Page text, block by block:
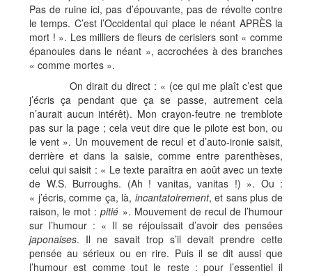
Pas de ruine ici, pas d’épouvante, pas de révolte contre
le temps. C’est l’Occidental qui place le néant APRÈS la
mort ! ». Les milliers de fleurs de cerisiers sont « comme
épanouies dans le néant », accrochées à des branches
« comme mortes ».
On dirait du direct : « (ce qui me plaît c’est que
j’écris ça pendant que ça se passe, autrement cela
n’aurait aucun intérêt). Mon crayon-feutre ne tremblote
pas sur la page ; cela veut dire que le pilote est bon, ou
le vent ». Un mouvement de recul et d’auto-ironie saisit,
derrière et dans la saisie, comme entre parenthèses,
celui qui saisit : « Le texte paraîtra en août avec un texte
de W.S. Burroughs. (Ah ! vanitas, vanitas !) ». Ou :
« j’écris, comme ça, là, incantatoirement, et sans plus de
raison, le mot :pitié ». Mouvement de recul de l’humour
sur l’humour : « Il se réjouissait d’avoir des pensées
japonaises. Il ne savait trop s’il devait prendre cette
pensée au sérieux ou en rire. Puis il se dit aussi que
l’humour est comme tout le reste : pour l’essentiel il